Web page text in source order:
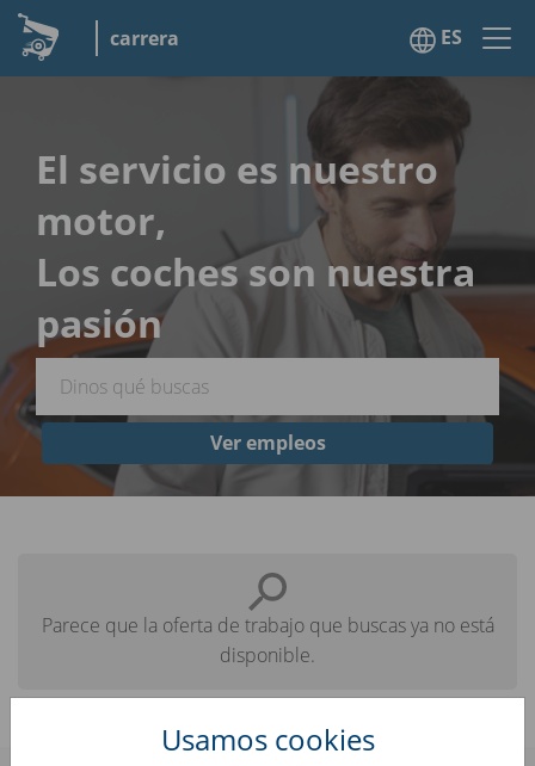
carrera ES
Usamos cookies
El servicio es nuestro
motor,
Los coches son nuestra
pasión
Ver empleos
Parece que la oferta de trabajo que buscas ya no está
disponible.